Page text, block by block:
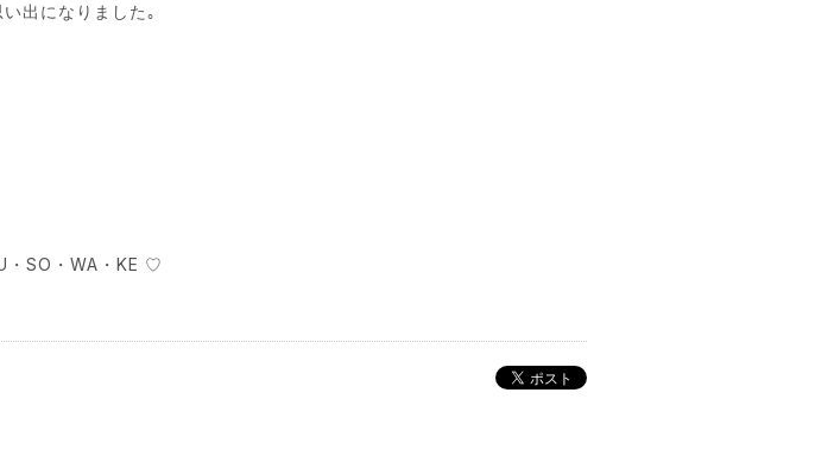
出になりました｡
・SO・WA・KE ♡